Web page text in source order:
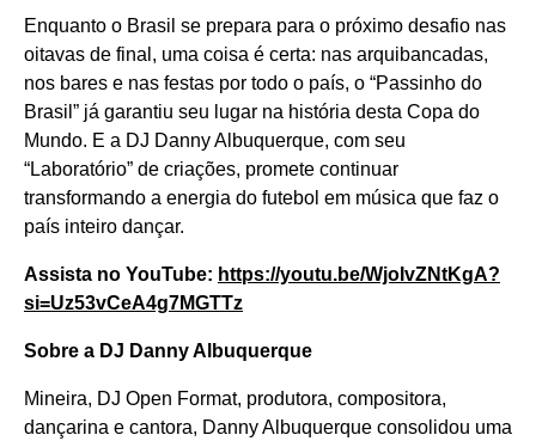
Enquanto o Brasil se prepara para o próximo desafio nas
oitavas de final, uma coisa é certa: nas arquibancadas,
nos bares e nas festas por todo o país, o “Passinho do
Brasil” já garantiu seu lugar na história desta Copa do
Mundo. E a DJ Danny Albuquerque, com seu
“Laboratório” de criações, promete continuar
transformando a energia do futebol em música que faz o
país inteiro dançar.
Assista no YouTube: https://youtu.be/WjoIvZNtKgA?
si=Uz53vCeA4g7MGTTz
Sobre a DJ Danny Albuquerque
Mineira, DJ Open Format, produtora, compositora,
dançarina e cantora, Danny Albuquerque consolidou uma